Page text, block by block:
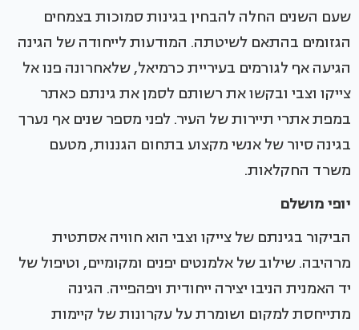
שעם השנים החלה להבחין בגינות סמוכות בצמחים
הגזומים בהתאם לשיטתה. המודעות לייחודה של הגינה
הגיעה אף לגורמים בעיריית כרמיאל, שלאחרונה פנו אל
צייקו וצבי ובקשו את רשותם לסמן את גינתם כאתר
במפת אתרי תיירות של העיר. לפני מספר שנים אף נערך
בגינה סיור של אנשי מקצוע בתחום הגננות, מטעם
משרד החקלאות.
יופי מושלם
הביקור בגינתם של צייקו וצבי הוא חוויה אסתטית
מרהיבה. שילוב של אלמנטים יפנים ומקומיים, וטיפול של
יד האמנית הניבו יצירה ייחודית ויפהפייה. הגינה
מתייחסת למקום ושומרת על עקרונות של קיימות